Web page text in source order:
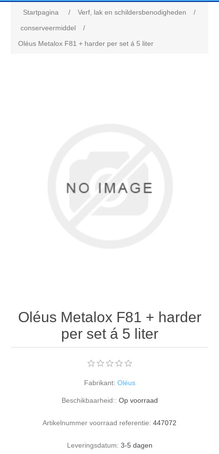
Startpagina / Verf, lak en schildersbenodigheden
/
conserveermiddel
/
Oléus Metalox F81 + harder per set á 5 liter
Oléus Metalox F81 + harder
per set á 5 liter
Fabrikant: Oléus
Beschikbaarheid:: Op voorraad
Artikelnummer voorraad referentie: 447072
Leveringsdatum: 3-5 dagen